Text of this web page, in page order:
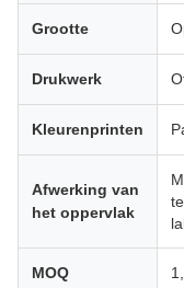
Grootte
Drukwerk
Kleurenprinten
Afwerking van
het oppervlak
MOQ